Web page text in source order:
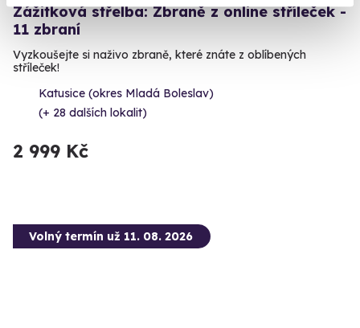
Zážitková střelba: Zbraně z online stříleček -
11 zbraní
Vyzkoušejte si naživo zbraně, které znáte z oblíbených
stříleček!
Katusice (okres Mladá Boleslav)
(+ 28 dalších lokalit)
2 999 Kč
Volný termín už 11. 08. 2026